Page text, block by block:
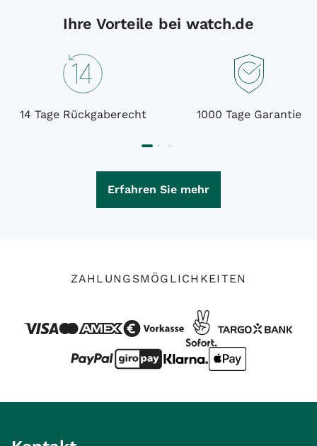
Ihre Vorteile bei watch.de
14 Tage Rückgaberecht 1000 Tage Garantie
Erfahren Sie mehr
ZAHLUNGSMÖGLICHKEITEN